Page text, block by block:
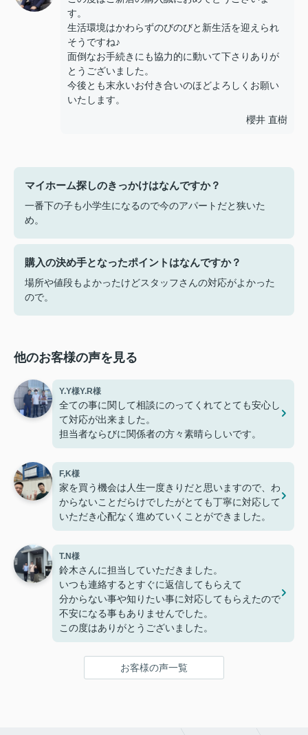
す。
生活環境はかわらずのびのびと新生活を迎えられ
そうですね♪
面倒なお手続きにも協力的に動いて下さりありが
とうございました。
今後とも末永いお付き合いのほどよろしくお願い
いたします。
櫻井 直樹
マイホーム探しのきっかけはなんですか？
一番下の子も小学生になるので今のアパートだと狭いた
め。
購入の決め手となったポイントはなんですか？
場所や値段もよかったけどスタッフさんの対応がよかった
ので。
他のお客様の声を見る
Y.Y様Y.R様
全ての事に関して相談にのってくれてとても安心し
て対応が出来ました。
担当者ならびに関係者の方々素晴らしいです。
F,K様
家を買う機会は人生一度きりだと思いますので、わ
からないことだらけでしたがとても丁寧に対応して
いただき心配なく進めていくことができました。
T.N様
鈴木さんに担当していただきました。
いつも連絡するとすぐに返信してもらえて
分からない事や知りたい事に対応してもらえたので
不安になる事もありませんでした。
この度はありがとうございました。
お客様の声一覧